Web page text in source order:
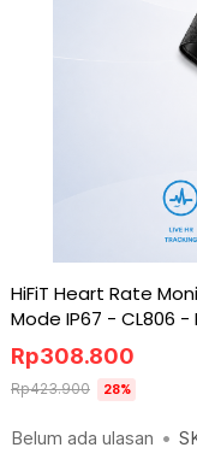
HiFiT Heart Rate
Mode IP67 - CL806 -
Belum ada ulasan •
Rp308.800
Rp423.900 28%